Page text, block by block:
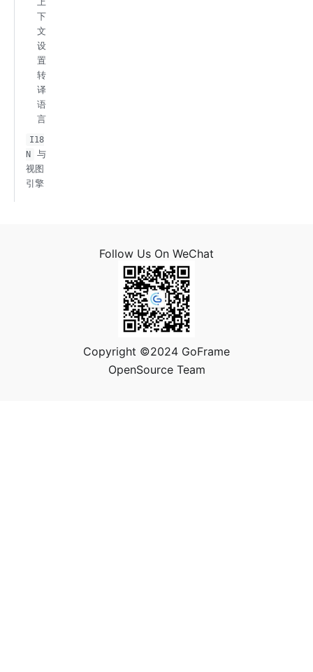
下
文
设
置
转
译
语
言
I18
N
与
视图
引擎
Follow Us On WeChat
Copyright ©2024 GoFrame
OpenSource Team